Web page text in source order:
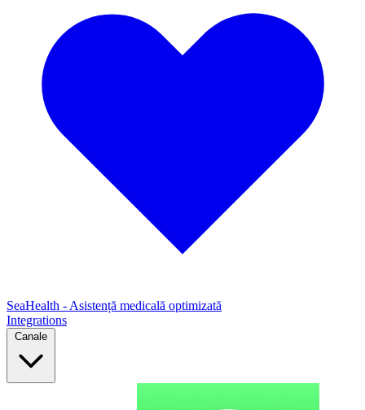
SeaHealth - Asistență medicală optimizată
Integrations
Canale